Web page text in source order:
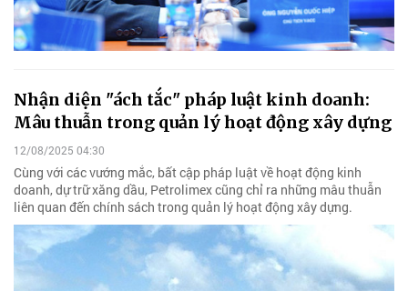
Nhận diện "ách tắc" pháp luật kinh doanh:
Mâu thuẫn trong quản lý hoạt động xây dựng
12/08/2025 04:30
Cùng với các vướng mắc, bất cập pháp luật về hoạt động kinh
doanh, dự trữ xăng dầu, Petrolimex cũng chỉ ra những mâu thuẫn
liên quan đến chính sách trong quản lý hoạt động xây dựng.